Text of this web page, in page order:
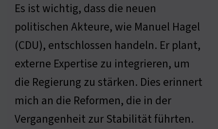
Es ist wichtig, dass die neuen
politischen Akteure, wie Manuel Hagel
(CDU), entschlossen handeln. Er plant,
externe Expertise zu integrieren, um
die Regierung zu stärken. Dies erinnert
mich an die Reformen, die in der
Vergangenheit zur Stabilität führten.